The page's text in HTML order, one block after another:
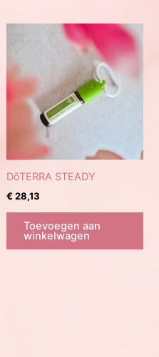
DōTERRA STEADY
€28,13
Toevoegen aan
winkelwagen